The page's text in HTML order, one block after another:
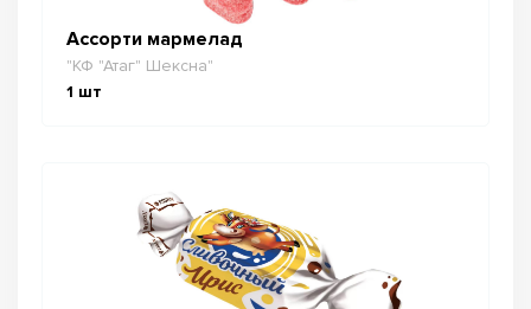
Ассорти мармелад
"КФ "Атаг" Шексна"
1 шт